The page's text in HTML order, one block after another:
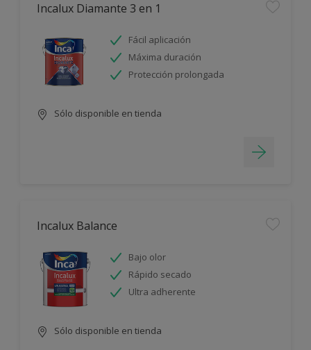
Incalux Diamante 3 en 1
Fácil aplicación
Máxima duración
Protección prolongada
Sólo disponible en tienda
Incalux Balance
Bajo olor
Rápido secado
Ultra adherente
Sólo disponible en tienda